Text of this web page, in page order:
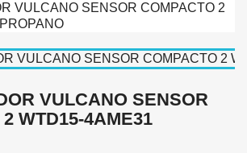
VULCANO SENSOR
WTD15-4AME31